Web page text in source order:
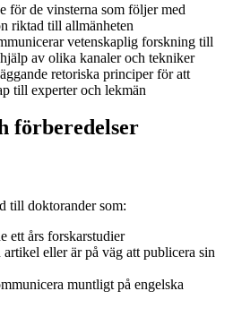
för de vinsterna som följer med
riktad till allmänheten
vetenskaplig forskning till
av olika kanaler och tekniker
retoriska principer för att
till experter och lekmän
förberedelser
till doktorander som:
ett års forskarstudier
eller är på väg att publicera sin
muntligt på engelska